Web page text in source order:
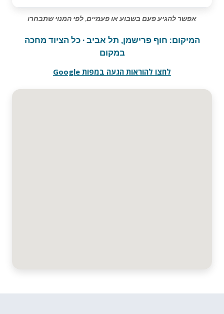
אפשר להגיע פעם בשבוע או פעמיים, לפי המנוי שתבחרו
המיקום: חוף פרישמן, תל אביב · כל הציוד מחכה
במקום
לחצו להוראות הגעה במפות Google